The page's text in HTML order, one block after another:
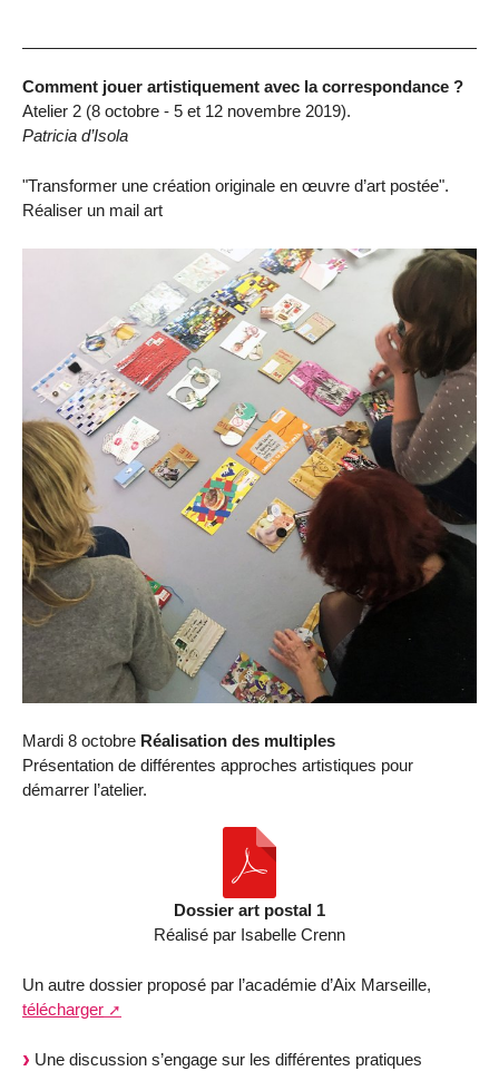
Comment jouer artistiquement avec la correspondance ?
Atelier 2 (8 octobre - 5 et 12 novembre 2019).
Patricia d’Isola
"Transformer une création originale en œuvre d’art postée".
Réaliser un mail art
Mardi 8 octobre Réalisation des multiples
Présentation de différentes approches artistiques pour
démarrer l’atelier.
Dossier art postal 1
Réalisé par Isabelle Crenn
Un autre dossier proposé par l’académie d’Aix Marseille,
télécharger
Une discussion s’engage sur les différentes pratiques